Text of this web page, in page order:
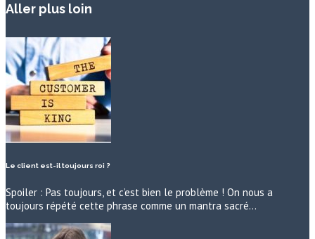
Aller plus loin
Le client est-il toujours roi ?
Spoiler : Pas toujours, et c’est bien le problème ! On nous a
toujours répété cette phrase comme un mantra sacré…